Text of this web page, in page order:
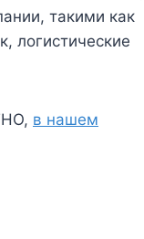
такими как
логистические
в нашем